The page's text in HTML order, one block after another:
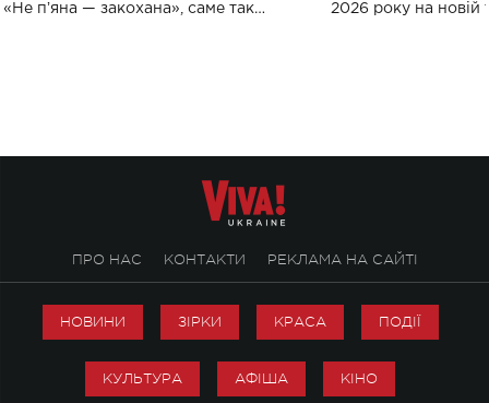
«Не пʼяна — закохана», саме так
2026 року на новій
ПРО НАС КОНТАКТИ РЕКЛАМА НА САЙТІ
НОВИНИ ЗІРКИ КРАСА ПОДІЇ
КУЛЬТУРА АФІША КІНО